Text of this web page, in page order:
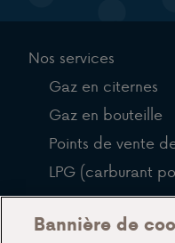
Nos services
Gaz en citernes
Gaz en bouteille
Points de vente
LPG (carburant
Bannière de